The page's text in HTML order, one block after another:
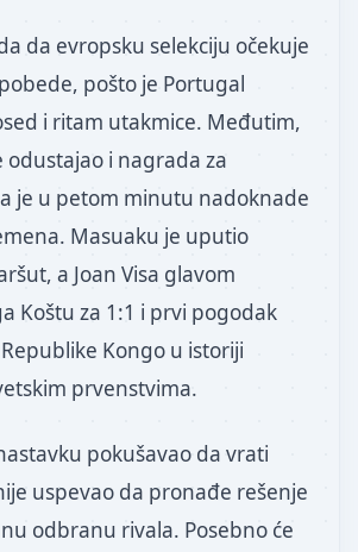
da evropsku selekciju očekuje
pošto je Portugal
i ritam utakmice. Međutim,
odustajao i nagrada za
je u petom minutu nadoknade
Masuaku je uputio
a Joan Visa glavom
Koštu za 1:1 i prvi pogodak
Kongo u istoriji
prvenstvima.
pokušavao da vrati
uspevao da pronađe rešenje
odbranu rivala. Posebno će